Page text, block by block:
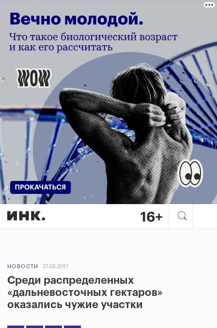
НОВОСТИ 27.03.2017
Среди распределенных
«дальневосточных гектаров»
оказались чужие участки